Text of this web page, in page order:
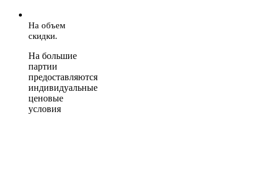
На объем
скидки.
На большие
партии
предоставляются
индивидуальные
ценовые
условия